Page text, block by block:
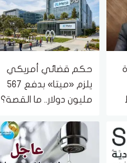
حكم قضائي أمريكي
يلزم «ميتا» بدفع 567
مليون دولار.. ما القصة؟